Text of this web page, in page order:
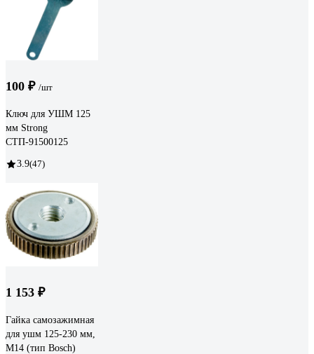
100 ₽ /шт
Ключ для УШМ 125
мм Strong
СТП-91500125
3.9(47)
1 153 ₽
Гайка самозажимная
для ушм 125-230 мм,
М14 (тип Bosch)